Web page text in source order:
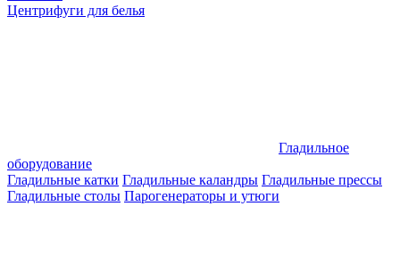
Центрифуги для белья
Гладильное
оборудование
Гладильные катки Гладильные каландры Гладильные прессы
Гладильные столы Парогенераторы и утюги